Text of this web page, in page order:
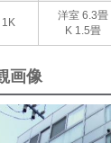
1K
洋室 6.3畳
K 1.5畳
画像